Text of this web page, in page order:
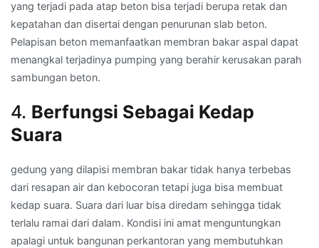
yang terjadi pada atap beton bisa terjadi berupa retak dan
kepatahan dan disertai dengan penurunan slab beton.
Pelapisan beton memanfaatkan membran bakar aspal dapat
menangkal terjadinya pumping yang berahir kerusakan parah
sambungan beton.
4. Berfungsi Sebagai Kedap
Suara
gedung yang dilapisi membran bakar tidak hanya terbebas
dari resapan air dan kebocoran tetapi juga bisa membuat
kedap suara. Suara dari luar bisa diredam sehingga tidak
terlalu ramai dari dalam. Kondisi ini amat menguntungkan
apalagi untuk bangunan perkantoran yang membutuhkan